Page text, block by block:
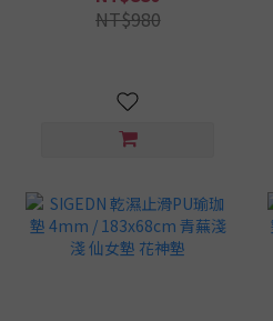
NT$980